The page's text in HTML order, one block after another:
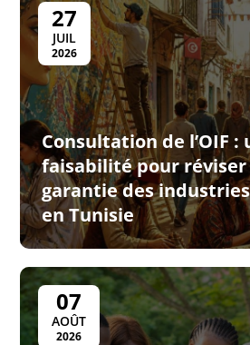
27
JUIL
2026
Consultation de l’OIF
faisabilité pour réviser
garantie des
en Tunisie
07
AOÛT
2026